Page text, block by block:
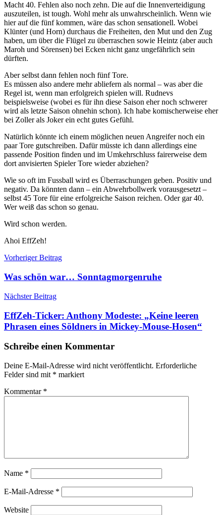
Macht 40. Fehlen also noch zehn. Die auf die Innenverteidigung
auszuteilen, ist tough. Wohl mehr als unwahrscheinlich. Wenn wie
hier auf die fünf kommen, wäre das schon sensationell. Wobei
Klünter (und Horn) durchaus die Freiheiten, den Mut und den Zug
haben, um über die Flügel zu überraschen sowie Heintz (aber auch
Maroh und Sörensen) bei Ecken nicht ganz ungefährlich sein
dürften.
Aber selbst dann fehlen noch fünf Tore.
Es müssen also andere mehr abliefern als normal – was aber die
Regel ist, wenn man erfolgreich spielen will. Rudnevs
beispielsweise (wobei es für ihn diese Saison eher noch schwerer
wird als letzte Saison ohnehin schon). Ich habe komischerweise eher
bei Zoller als Joker ein echt gutes Gefühl.
Natürlich könnte ich einem möglichen neuen Angreifer noch ein
paar Tore gutschreiben. Dafür müsste ich dann allerdings eine
passende Position finden und im Umkehrschluss fairerweise dem
dort anvisierten Spieler Tore wieder abziehen?
Wie so oft im Fussball wird es Überraschungen geben. Positiv und
negativ. Da könnten dann – ein Abwehrbollwerk vorausgesetzt –
selbst 45 Tore für eine erfolgreiche Saison reichen. Oder gar 40.
Wer weiß das schon so genau.
Wird schon werden.
Ahoi EffZeh!
Beitragsnavigation
Vorheriger Beitrag
Was schön war… Sonntagmorgenruhe
Nächster Beitrag
EffZeh-Ticker: Anthony Modeste: „Keine leeren
Phrasen eines Söldners in Mickey-Mouse-Hosen“
Schreibe einen Kommentar
Deine E-Mail-Adresse wird nicht veröffentlicht. Erforderliche
Felder sind mit * markiert
Kommentar *
Name *
E-Mail-Adresse *
Website